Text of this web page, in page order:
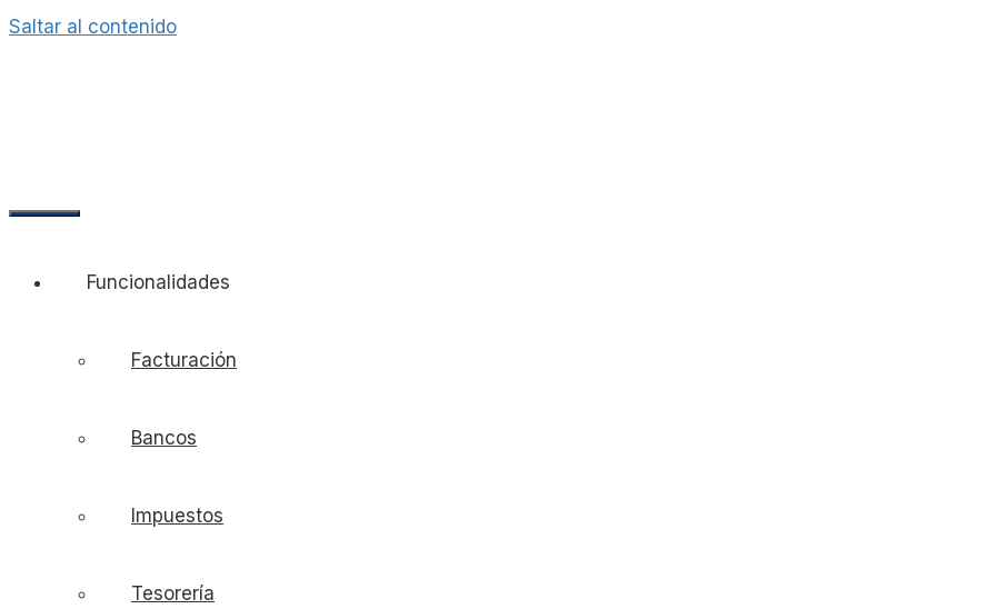
Saltar al contenido
Funcionalidades
Facturación
Bancos
Impuestos
Tesorería